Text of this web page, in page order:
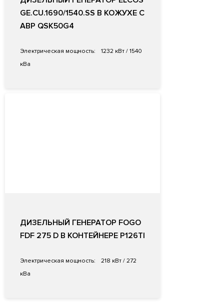
GE.CU.1690/1540.SS В КОЖУХЕ С
АВР QSK50G4
Электрическая мощность:
1232 кВт / 1540
кВа
ДИЗЕЛЬНЫЙ ГЕНЕРАТОР FOGO
FDF 275 D В КОНТЕЙНЕРЕ P126TI
Электрическая мощность:
218 кВт / 272
кВа